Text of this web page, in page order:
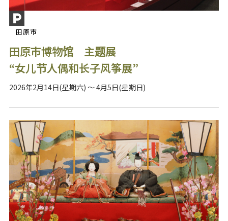
田原市
田原市博物馆 主题展
“女儿节人偶和长子风筝展”
2026年2月14日(星期六) ～ 4月5日(星期日)